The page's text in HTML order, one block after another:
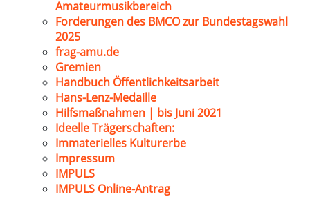
Amateurmusikbereich
Forderungen des BMCO zur Bundestagswahl
2025
frag-amu.de
Gremien
Handbuch Öffentlichkeitsarbeit
Hans-Lenz-Medaille
Hilfsmaßnahmen | bis Juni 2021
Ideelle Trägerschaften:
Immaterielles Kulturerbe
Impressum
IMPULS
IMPULS Online-Antrag